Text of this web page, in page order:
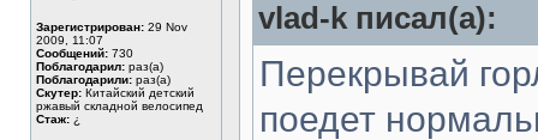
Зарегистрирован: 29 Nov
2009, 11:07
Сообщений: 730
Поблагодарил: раз(а)
Поблагодарили: раз(а)
Скутер: Китайский детский
ржавый складной велосипед
Стаж: ¿
vlad-k писал(а):
Перекрывай
поедет